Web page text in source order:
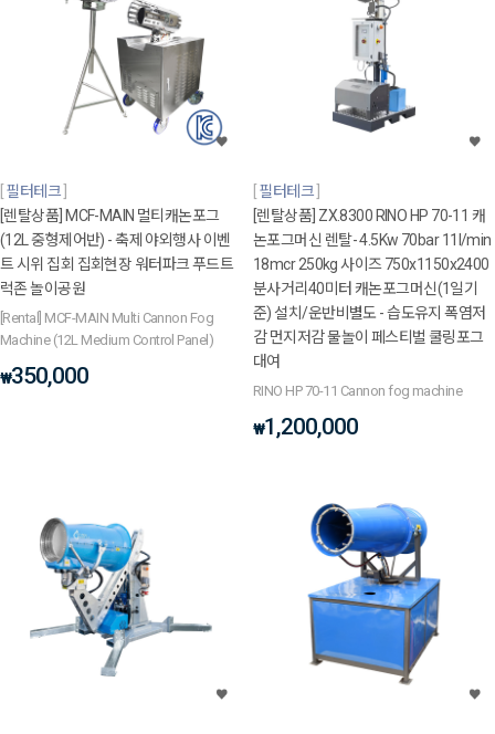
필터테크
[렌탈상품] MCF-MAIN 멀티캐논포그
(12L 중형제어반) - 축제 야외행사 이벤
트 시위 집회 집회현장 워터파크 푸드트
럭존 놀이공원
[Rental] MCF-MAIN Multi Cannon Fog
Machine (12L Medium Control Panel)
₩350,000
필터테크
[렌탈상품] ZX.8300 RINO HP 70-11 캐
논포그머신 렌탈- 4.5Kw 70bar 11l/min
18mcr 250kg 사이즈 750x1150x2400
분사거리40미터 캐논포그머신(1일기
준) 설치/운반비별도 - 습도유지 폭염저
감 먼지저감 물놀이 페스티벌 쿨링포그
대여
RINO HP 70-11 Cannon fog machine
₩1,200,000